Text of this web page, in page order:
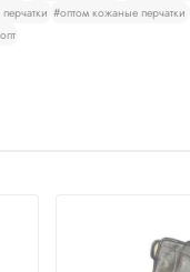
#оптом кожаные перчатки